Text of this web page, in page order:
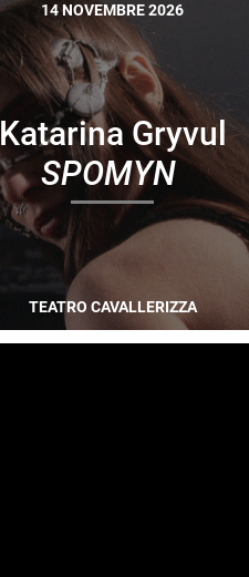
14 NOVEMBRE 2026
Katarina Gryvul
SPOMYN
TEATRO CAVALLERIZZA